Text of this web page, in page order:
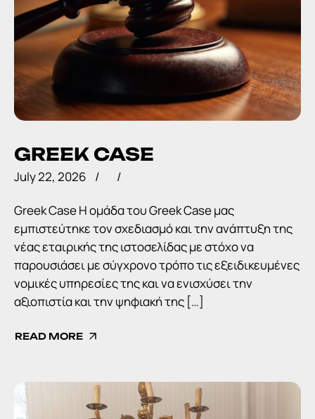
GREEK CASE
July 22, 2026
Greek Case Η ομάδα του Greek Case μας
εμπιστεύτηκε τον σχεδιασμό και την ανάπτυξη της
νέας εταιρικής της ιστοσελίδας με στόχο να
παρουσιάσει με σύγχρονο τρόπο τις εξειδικευμένες
νομικές υπηρεσίες της και να ενισχύσει την
αξιοπιστία και την ψηφιακή της […]
READ MORE